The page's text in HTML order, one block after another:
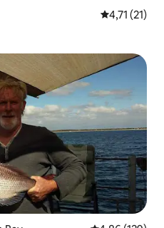
Średnia
4,71 (21)